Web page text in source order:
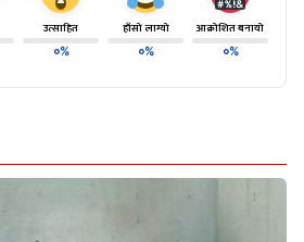
उत्साहित
०%
हाँसो लाग्यो
०%
आक्रोशित बनायो
०%